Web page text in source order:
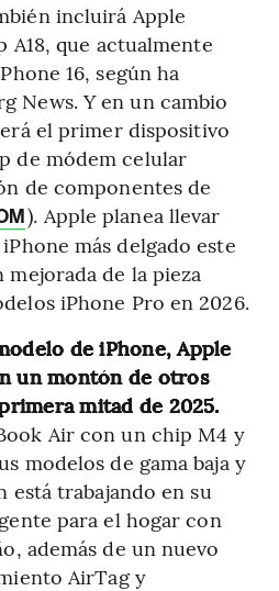
incluirá Apple
que actualmente
16, según ha
News. Y en un cambio
el primer dispositivo
de módem celular
de componentes de
). Apple planea llevar
más delgado este
de la pieza
iPhone Pro en 2026.
de iPhone, Apple
un montón de otros
mitad de 2025.
Air con un chip M4 y
modelos de gama baja y
está trabajando en su
para el hogar con
además de un nuevo
AirTag y